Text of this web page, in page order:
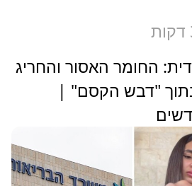
החומר האסור והחריג
"דבש הקסם" |